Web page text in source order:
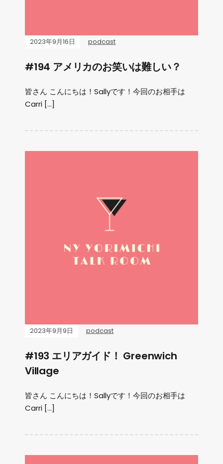
2023年9月16日 podcast
#194 アメリカのお笑いは難しい？
皆さん こんにちは！Sallyです！今回のお相手は
Carri […]
2023年9月9日 podcast
#193 エリアガイド！ Greenwich
Village
皆さん こんにちは！Sallyです！今回のお相手は
Carri […]